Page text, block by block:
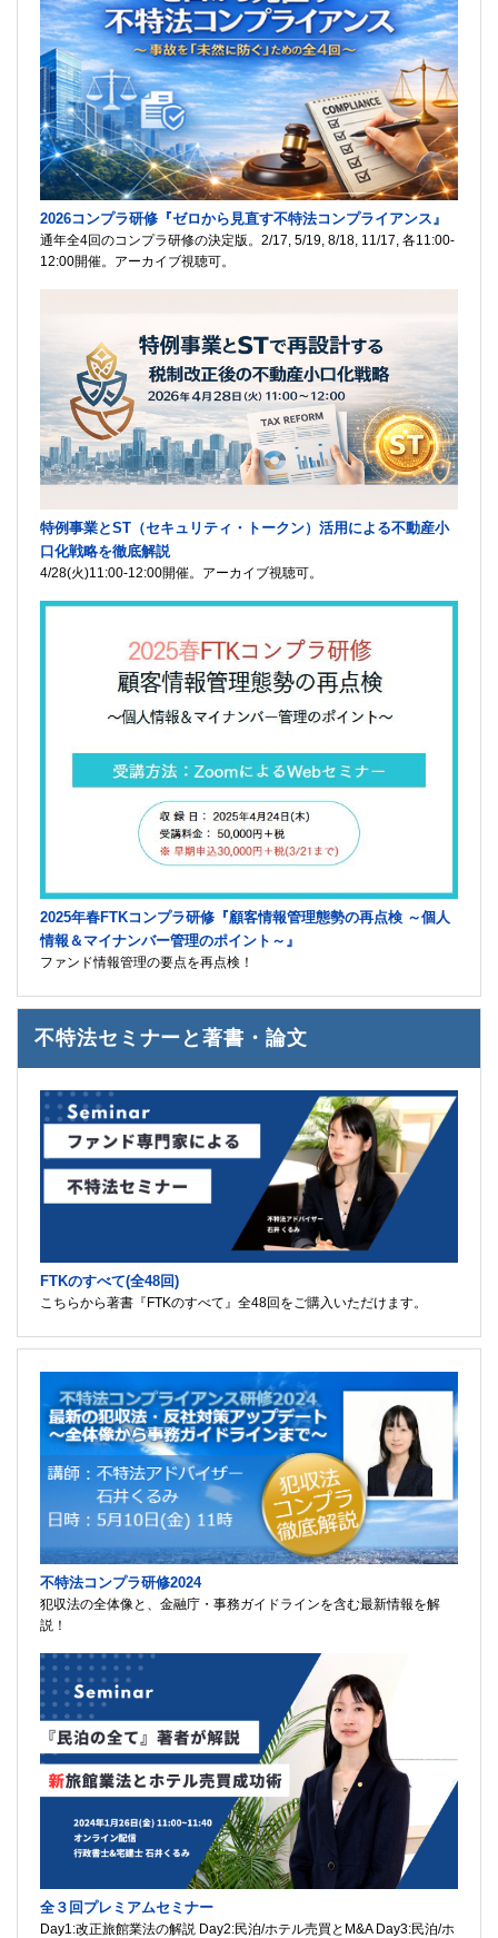
2026コンプラ研修『ゼロから見直す不特法コンプライアンス』
通年全4回のコンプラ研修の決定版。2/17, 5/19, 8/18, 11/17, 各11:00-
12:00開催。アーカイブ視聴可。
特例事業とST（セキュリティ・トークン）活用による不動産小
口化戦略を徹底解説
4/28(火)11:00-12:00開催。アーカイブ視聴可。
2025年春FTKコンプラ研修『顧客情報管理態勢の再点検 ～個人
情報＆マイナンバー管理のポイント～』
ファンド情報管理の要点を再点検！
不特法セミナーと著書・論文
FTKのすべて(全48回)
こちらから著書『FTKのすべて』全48回をご購入いただけます。
不特法コンプラ研修2024
犯収法の全体像と、金融庁・事務ガイドラインを含む最新情報を解
説！
全３回プレミアムセミナー
Day1:改正旅館業法の解説 Day2:民泊/ホテル売買とM&A Day3:民泊/ホ